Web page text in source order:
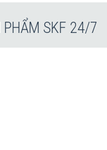
PHẨM SKF 24/7